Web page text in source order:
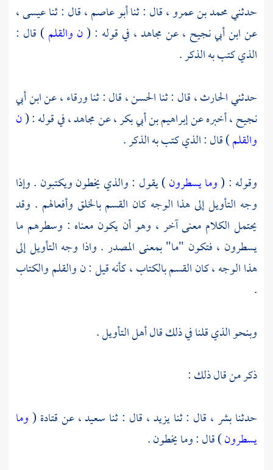
حدثنيمحمد بن عمرو ،قال : ثناأبو عاصم ،قال : ثناعيسى ،
عنابن أبي نجيح ،عنمجاهد ، في قوله : (ن والقلم) قال :
الذي كتب به الذكر .
حدثنيالحارث ،قال : ثناالحسن ،قال : ثناورقاء ،عنابن أبي
نجيح ،أخبره عنإبراهيم بن أبي بكر ،عنمجاهد ،في قوله : (ن
والقلم) قال : الذي كتب به الذكر .
وقوله : (وما يسطرون) يقول : والذي يخطون ويكتبون . وإذا
وجه التأويل إلى هذا الوجه كان القسم بالخلق وأفعالهم . وقد
يحتمل الكلام معنى آخر ، وهو أن يكون معناه : وسطرهم ما
يسطرون ، فتكون "ما" بمعنى المصدر . واذا وجه التأويل إلى
هذا الوجه ، كان القسم بالكتاب ، كأنه قيل : ن والقلم والكتاب
.
وبنحو الذي قلنا في ذلك قال أهل التأويل .
ذكر من قال ذلك :
حدثنابشر ، قال : ثنايزيد ، قال : ثنا سعيد ،عنقتادة (وما
يسطرون) قال : وما يخطون .